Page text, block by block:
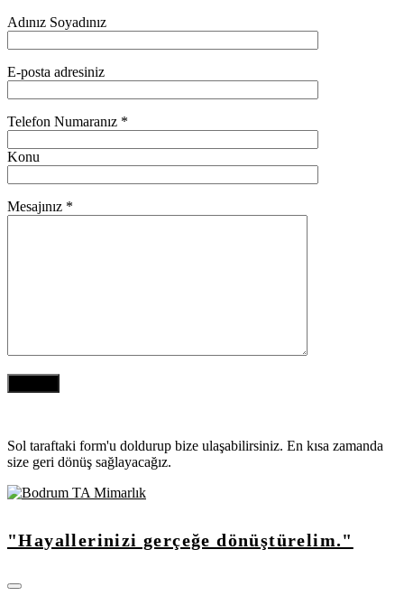
Adınız Soyadınız
E-posta adresiniz
Telefon Numaranız *
Konu
Mesajınız *
Sol taraftaki form'u doldurup bize ulaşabilirsiniz. En kısa zamanda
size geri dönüş sağlayacağız.
"Hayallerinizi gerçeğe dönüştürelim."